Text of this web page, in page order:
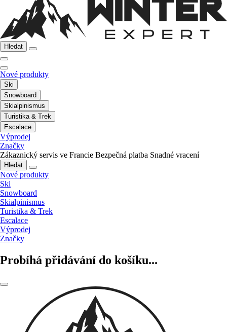
Hledat
Nové produkty
Ski
Snowboard
Skialpinismus
Turistika & Trek
Escalace
Výprodej
Značky
Zákaznický servis ve Francie Bezpečná platba Snadné vracení
Hledat
Nové produkty
Ski
Snowboard
Skialpinismus
Turistika & Trek
Escalace
Výprodej
Značky
Probíhá přidávání do košíku...